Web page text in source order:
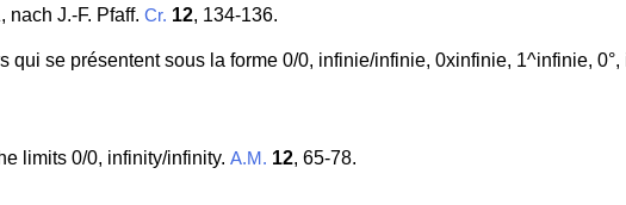
nach J.-F. Pfaff. Cr. 12, 134-136.
qui se présentent sous la forme 0/0, infinie/infinie, 0xinfinie, 1^infinie,
limits 0/0, infinity/infinity. A.M. 12, 65-78.